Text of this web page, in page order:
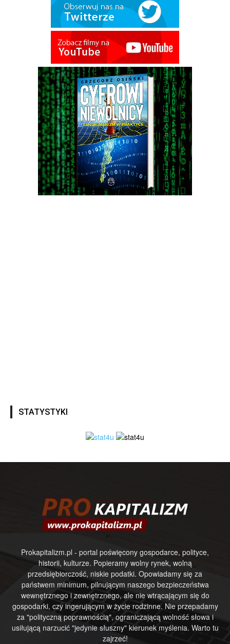
STATYSTYKI
Prokapitalizm.pl - portal poświęcony gospodarce, polityce,
historii, kulturze. Popieramy wolny rynek, wolną
przedsiębiorczość, niskie podatki. Opowiadamy się za
państwem minimum, pilnującym naszego bezpieczeństwa
wewnętrznego i zewnętrznego, ale nie wtrącającym się do
gospodarki, czy ingerującym w życie rodzinne. Nie przepadamy
za "polityczną poprawnością", ograniczającą wolność słowa i
usiłującą narzucić "jedynie słuszny" kierunek myślenia. Warto tu
zajrzeć!